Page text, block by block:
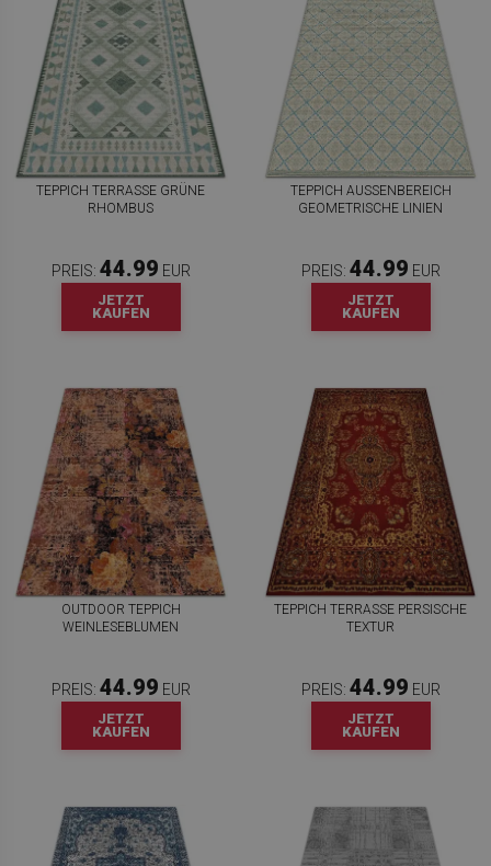
TEPPICH TERRASSE GRÜNE
RHOMBUS
PREIS: 44.99 EUR
JETZT
KAUFEN
TEPPICH AUSSENBEREICH G
EOMETRISCHE LINIEN
PREIS: 44.99 EUR
JETZT
KAUFEN
OUTDOOR TEPPICH
WEINLESEBLUMEN
PREIS: 44.99 EUR
JETZT
KAUFEN
TEPPICH TERRASSE PERSISCHE
TEXTUR
PREIS: 44.99 EUR
JETZT
KAUFEN